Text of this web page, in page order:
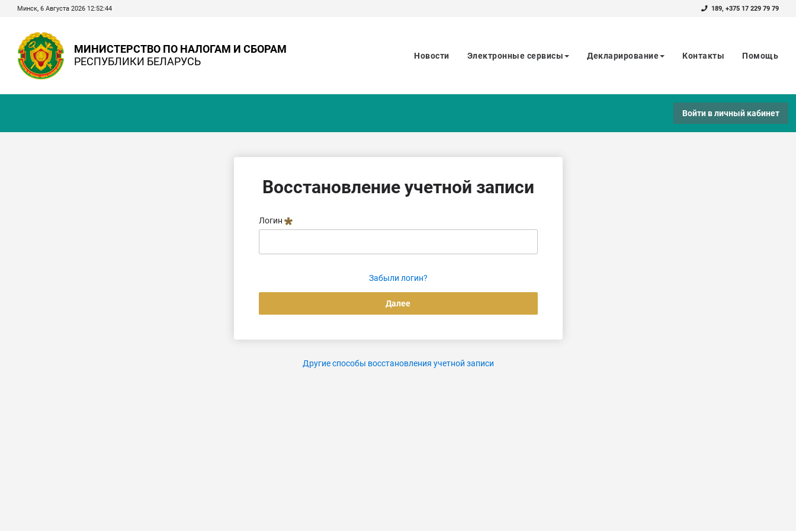
Минск, 6 Августа 2026 12:52:44 189, +375 17 229 79 79
МИНИСТЕРСТВО ПО НАЛОГАМ И СБОРАМ
РЕСПУБЛИКИ БЕЛАРУСЬ
Новости Электронные сервисы Декларирование Контакты Помощь
Войти в личный кабинет
Восстановление учетной записи
Логин
Забыли логин?
Другие способы восстановления учетной записи